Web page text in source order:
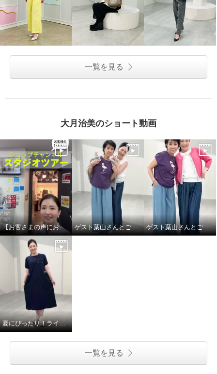
一覧を見る
大月治美のショート動画
【お客さまの声にお応え】ショップチャンネル スタジオツアーby大月キャスト ゲスト葉山さんとご一緒しました! Part.2 ゲスト葉山さんとご一緒しました！
夏にぴったり！ラインアクセントワンピース！
一覧を見る